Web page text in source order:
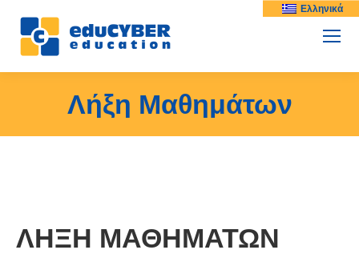
Λήξη Μαθημάτων
ΛΉΞΗ ΜΑΘΗΜΆΤΩΝ
Ελληνικά